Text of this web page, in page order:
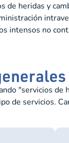
de heridas y
intensos no
"servicios
de servicios.